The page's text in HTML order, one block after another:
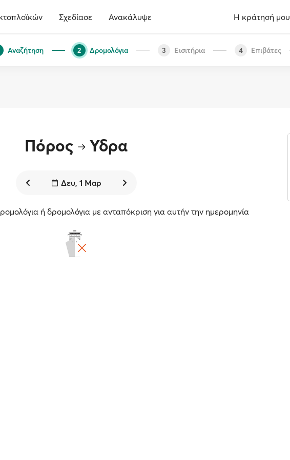
Σχεδίασε Ανακάλυψε Η κράτησή μου
Αναζήτηση 2 Δρομολόγια 3 Εισιτήρια 4 Επιβάτες
Πόρος Ύδρα
Δευ, 1 Μαρ
ή δρομολόγια με ανταπόκριση για αυτήν την ημερομηνία